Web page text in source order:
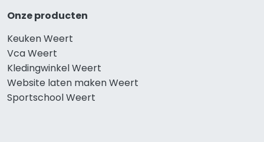
Onze producten
Keuken Weert
Vca Weert
Kledingwinkel Weert
Website laten maken Weert
Sportschool Weert